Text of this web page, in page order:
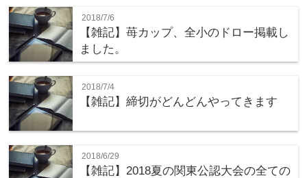
2018/7/6
【雑記】苺カップ、全小のドロー掲載し
ました。
2018/7/4
【雑記】締切がどんどんやってきます
2018/6/29
【雑記】2018夏の関東公認大会の全ての